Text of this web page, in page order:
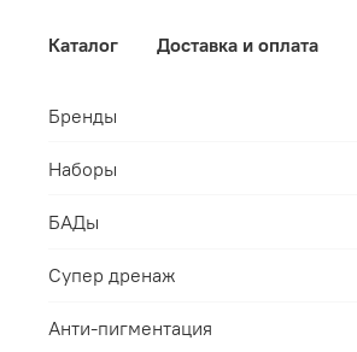
Каталог Доставка и оплата
Бренды
Наборы
БАДы
Супер дренаж
Анти-пигментация